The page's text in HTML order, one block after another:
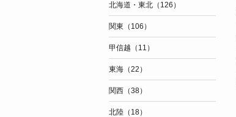
北海道・東北（126）
関東（106）
甲信越（11）
東海（22）
関西（38）
北陸（18）